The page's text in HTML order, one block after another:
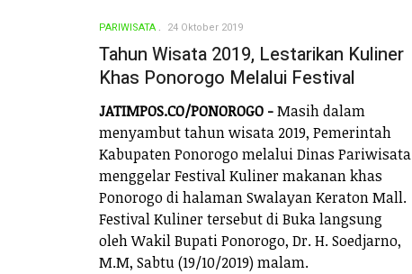
PARIWISATA 24 Oktober 2019
Tahun Wisata 2019, Lestarikan Kuliner
Khas Ponorogo Melalui Festival
JATIMPOS.CO/PONOROGO -Masih dalam
menyambut tahun wisata 2019, Pemerintah
Kabupaten Ponorogo melalui Dinas Pariwisata
menggelar Festival Kuliner makanan khas
Ponorogo di halaman Swalayan Keraton Mall.
Festival Kuliner tersebut di Buka langsung
oleh Wakil Bupati Ponorogo, Dr. H. Soedjarno,
M.M, Sabtu (19/10/2019) malam.